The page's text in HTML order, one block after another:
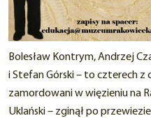
Bolesław Kontrym, Andrzej
i Stefan Górski – to czterech
zamordowani w więzieniu na
Uklański – zginął po